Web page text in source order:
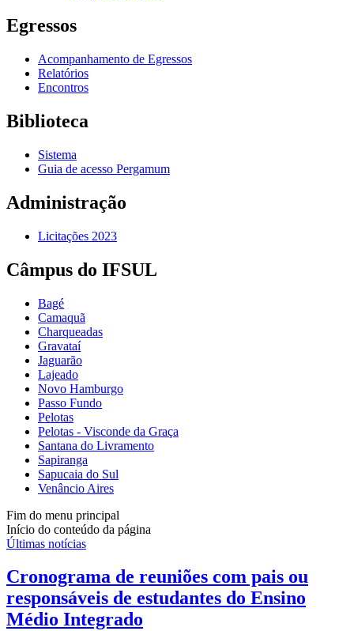
Egressos
Acompanhamento de Egressos
Relatórios
Encontros
Biblioteca
Sistema
Guia de acesso Pergamum
Administração
Licitações 2023
Câmpus do IFSUL
Bagé
Camaquã
Charqueadas
Gravataí
Jaguarão
Lajeado
Novo Hamburgo
Passo Fundo
Pelotas
Pelotas - Visconde da Graça
Santana do Livramento
Sapiranga
Sapucaia do Sul
Venâncio Aires
Fim do menu principal
Início do conteúdo da página
Últimas notícias
Cronograma de reuniões com pais ou
responsáveis de estudantes do Ensino
Médio Integrado